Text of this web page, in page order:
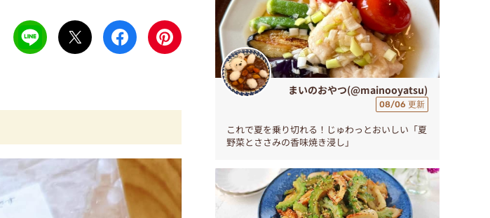
まいのおやつ(@mainooyatsu)
08/06 更新
これで夏を乗り切れる！じゅわっとおいしい「夏
野菜とささみの香味焼き浸し」